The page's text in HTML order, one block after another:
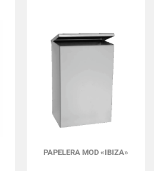
PAPELERA MOD «IBIZA»